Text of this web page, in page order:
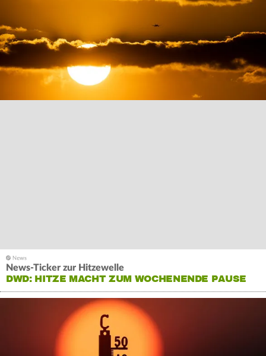
News-Ticker zur Hitzewelle
DWD: HITZE MACHT ZUM WOCHENENDE PAUSE